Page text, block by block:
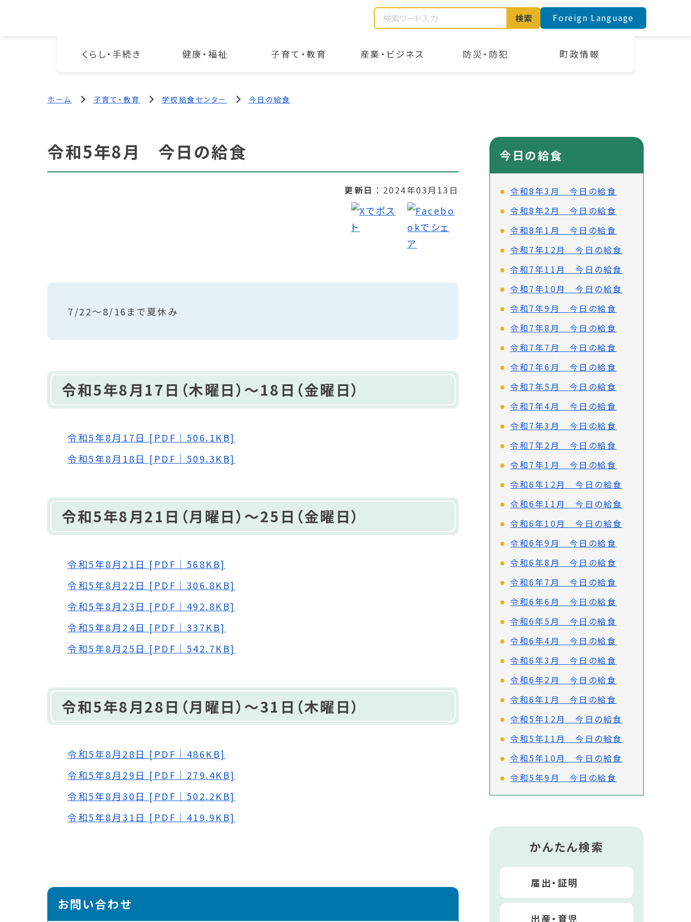
くらし・手続き 健康・福祉 子育て・教育 産業・ビジネス 防災・防犯 町政情報
検索 Foreign Language
ホーム 子育て・教育 学校給食センター 今日の給食
令和5年8月 今日の給食
更新日 2024年03月13日
7/22～8/16まで夏休み
令和5年8月17日（木曜日）～18日（金曜日）
令和5年8月17日 [PDF｜506.1KB]
令和5年8月18日 [PDF｜509.3KB]
令和5年8月21日（月曜日）～25日（金曜日）
令和5年8月21日 [PDF｜568KB]
令和5年8月22日 [PDF｜306.8KB]
令和5年8月23日 [PDF｜492.8KB]
令和5年8月24日 [PDF｜337KB]
令和5年8月25日 [PDF｜542.7KB]
令和5年8月28日（月曜日）～31日（木曜日）
令和5年8月28日 [PDF｜486KB]
令和5年8月29日 [PDF｜279.4KB]
令和5年8月30日 [PDF｜502.2KB]
令和5年8月31日 [PDF｜419.9KB]
お問い合わせ
今日の給食
令和8年3月 今日の給食
令和8年2月 今日の給食
令和8年1月 今日の給食
令和7年12月 今日の給食
令和7年11月 今日の給食
令和7年10月 今日の給食
令和7年9月 今日の給食
令和7年8月 今日の給食
令和7年7月 今日の給食
令和7年6月 今日の給食
令和7年5月 今日の給食
令和7年4月 今日の給食
令和7年3月 今日の給食
令和7年2月 今日の給食
令和7年1月 今日の給食
令和6年12月 今日の給食
令和6年11月 今日の給食
令和6年10月 今日の給食
令和6年9月 今日の給食
令和6年8月 今日の給食
令和6年7月 今日の給食
令和6年6月 今日の給食
令和6年5月 今日の給食
令和6年4月 今日の給食
令和6年3月 今日の給食
令和6年2月 今日の給食
令和6年1月 今日の給食
令和5年12月 今日の給食
令和5年11月 今日の給食
令和5年10月 今日の給食
令和5年9月 今日の給食
かんたん検索
届出・証明
出産・育児